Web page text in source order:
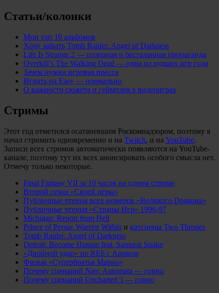
Статьи/колонки
Мои топ 10 альбомов
Хочу забыть Tomb Raider: Angel of Darkness
Life Is Strange 2 — позорная и бесталанная пропаганда
Overkill’s The Walking Dead — одна из худших игр года
Зачем нужна игровая пресса
Играть на Easy — нормально
О важности сюжета и геймплея в видеоиграх
Стримы
Этот год отметился осатаневшим Роскомнадзором, поэтому я
начал стримить одновременно и на Twitch, и на YouTube.
Записи всех стримов автоматически появляются на YouTube-
канале, поэтому тут их всех анонсировать особого смысла нет.
Отмечу только некоторые.
Final Fantasy VII за 10 часов на одном стриме
Второй сезон «Своей игры»
Публичные чтения всех номеров «Великого Dракона»
Публичные чтения «Страны Игр» 1996-97
Michigan: Report from Hell
Prince of Persia: Warrior Within и катсцены Two Thrones
Tomb Raider: Angel of Darkness
Detroit: Become Human feat. Samurai Snake
«Двойной удар» по RE6 с Ариком
Фильм «Супербратья Марио»
Почему сценарий Nier: Automata — говно
Почему сценарий Uncharted 3 — говно